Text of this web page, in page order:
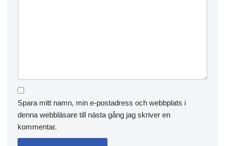
Spara mitt namn, min e-postadress och webbplats i
denna webbläsare till nästa gång jag skriver en
kommentar.